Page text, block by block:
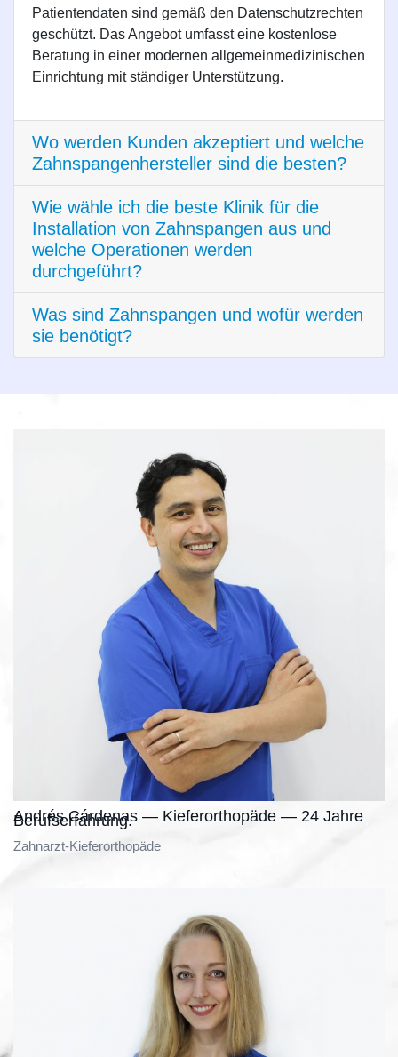
Patientendaten sind gemäß den Datenschutzrechten
geschützt. Das Angebot umfasst eine kostenlose
Beratung in einer modernen allgemeinmedizinischen
Einrichtung mit ständiger Unterstützung.
Wo werden Kunden akzeptiert und welche
Zahnspangenhersteller sind die besten?
Wie wähle ich die beste Klinik für die
Installation von Zahnspangen aus und
welche Operationen werden
durchgeführt?
Was sind Zahnspangen und wofür werden
sie benötigt?
Andrés Cárdenas — Kieferorthopäde — 24 Jahre
Berufserfahrung.
Zahnarzt-Kieferorthopäde